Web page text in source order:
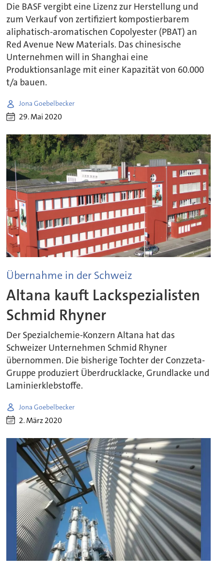
Die BASF vergibt eine Lizenz zur Herstellung und
zum Verkauf von zertifiziert kompostierbarem
aliphatisch-aromatischen Copolyester (PBAT) an
Red Avenue New Materials. Das chinesische
Unternehmen will in Shanghai eine
Produktionsanlage mit einer Kapazität von 60.000
t/a bauen.
Jona Goebelbecker
29. Mai 2020
Übernahme in der Schweiz
Altana kauft Lackspezialisten
Schmid Rhyner
Der Spezialchemie-Konzern Altana hat das
Schweizer Unternehmen Schmid Rhyner
übernommen. Die bisherige Tochter der Conzzeta-
Gruppe produziert Überdrucklacke, Grundlacke und
Laminierklebstoffe.
Jona Goebelbecker
2. März 2020